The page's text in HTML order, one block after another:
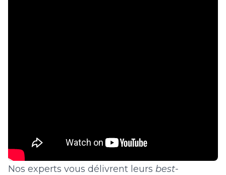
Nos experts vous délivrent leurs best-